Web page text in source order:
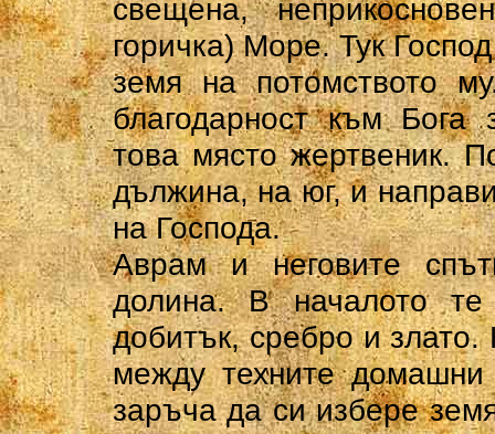
свещена,
горичка) Море. Тук
земя на потомството
благодарност към
това място жертвеник.
дължина, на юг, и
на Господа.
Аврам и неговите
долина. В началото
добитък, сребро и
между техните
заръча да си избере